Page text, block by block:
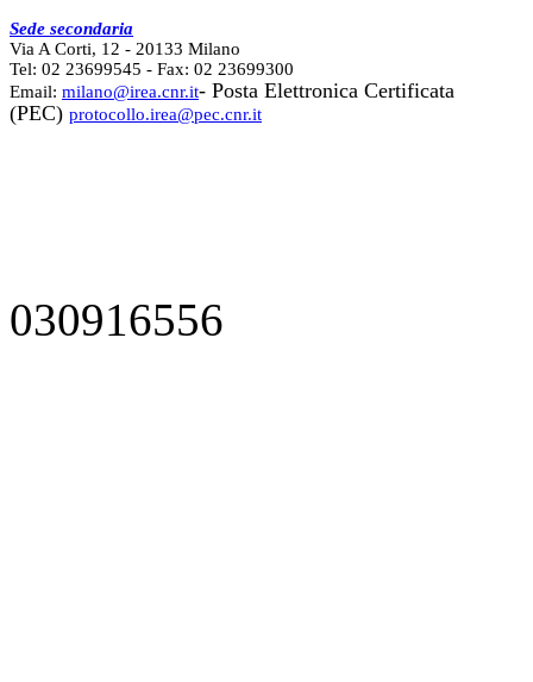
Sede secondaria
Via A Corti, 12 - 20133 Milano
Tel: 02 23699545 - Fax: 02 23699300
Email: milano@irea.cnr.it- Posta Elettronica Certificata
(PEC) protocollo.irea@pec.cnr.it
030916556